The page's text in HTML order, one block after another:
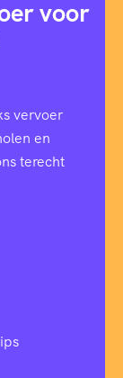
voor
vervoer
en
terecht